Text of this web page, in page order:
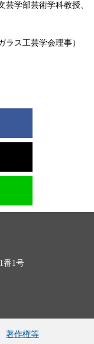
学部芸術学科教授、
ス工芸学会理事）
番1号
著作権等